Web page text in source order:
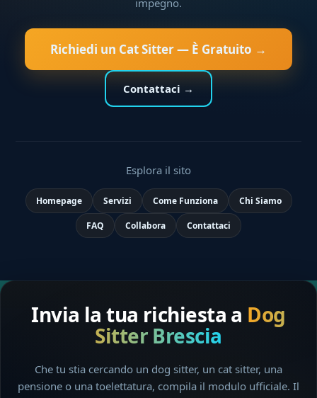
Richiedi un Cat Sitter — È Gratuito →
Contattaci →
Esplora il sito
Homepage Servizi Come Funziona Chi Siamo
FAQ Collabora Contattaci
Invia la tua richiesta a Dog
Sitter Brescia
Che tu stia cercando un dog sitter, un cat sitter, una
pensione o una toelettatura, compila il modulo ufficiale. Il